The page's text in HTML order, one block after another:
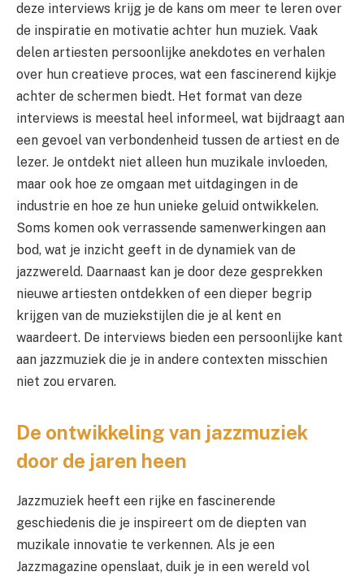
deze interviews krijg je de kans om meer te leren over
de inspiratie en motivatie achter hun muziek. Vaak
delen artiesten persoonlijke anekdotes en verhalen
over hun creatieve proces, wat een fascinerend kijkje
achter de schermen biedt. Het format van deze
interviews is meestal heel informeel, wat bijdraagt aan
een gevoel van verbondenheid tussen de artiest en de
lezer. Je ontdekt niet alleen hun muzikale invloeden,
maar ook hoe ze omgaan met uitdagingen in de
industrie en hoe ze hun unieke geluid ontwikkelen.
Soms komen ook verrassende samenwerkingen aan
bod, wat je inzicht geeft in de dynamiek van de
jazzwereld. Daarnaast kan je door deze gesprekken
nieuwe artiesten ontdekken of een dieper begrip
krijgen van de muziekstijlen die je al kent en
waardeert. De interviews bieden een persoonlijke kant
aan jazzmuziek die je in andere contexten misschien
niet zou ervaren.
De ontwikkeling van jazzmuziek
door de jaren heen
Jazzmuziek heeft een rijke en fascinerende
geschiedenis die je inspireert om de diepten van
muzikale innovatie te verkennen. Als je een
Jazzmagazine openslaat, duik je in een wereld vol